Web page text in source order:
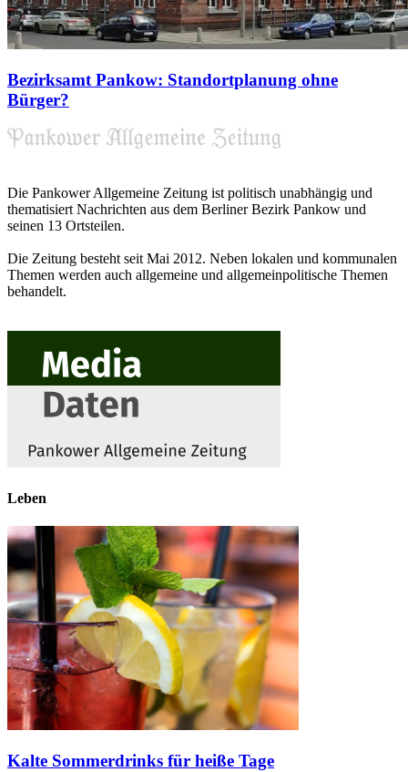
Bezirksamt Pankow: Standortplanung ohne
Bürger?
Die Pankower Allgemeine Zeitung ist politisch unabhängig und
thematisiert Nachrichten aus dem Berliner Bezirk Pankow und
seinen 13 Ortsteilen.
Die Zeitung besteht seit Mai 2012. Neben lokalen und kommunalen
Themen werden auch allgemeine und allgemeinpolitische Themen
behandelt.
Leben
Kalte Sommerdrinks für heiße Tage